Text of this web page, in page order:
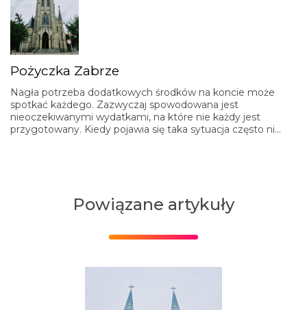
Pożyczka Zabrze
Nagła potrzeba dodatkowych środków na koncie może
spotkać każdego. Zazwyczaj spowodowana jest
nieoczekiwanymi wydatkami, na które nie każdy jest
przygotowany. Kiedy pojawia się taka sytuacja często ni…
Powiązane artykuły